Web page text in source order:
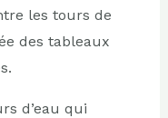
les tours de
des tableaux
d’eau qui